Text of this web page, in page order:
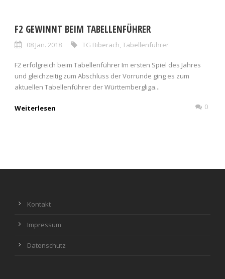
F2 GEWINNT BEIM TABELLENFÜHRER
08 Jan. 2018 TG Biberach Tabellenführer
F2 erfolgreich beim Tabellenführer Im ersten Spiel des Jahres
und gleichzeitig zum Abschluss der Vorrunde ging es zum
aktuellen Tabellenführer der Württembergliga...
Weiterlesen 0
Kontakt
Impressum
Datenschutz